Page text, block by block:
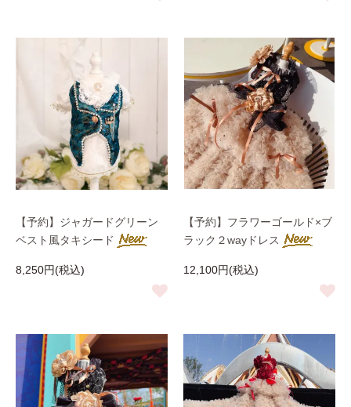
【予約】ジャガードグリーン
ベスト風タキシード
8,250円(税込)
【予約】フラワーゴールド×ブ
ラック２wayドレス
12,100円(税込)